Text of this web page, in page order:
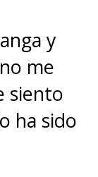
y
me
siento
ha sido